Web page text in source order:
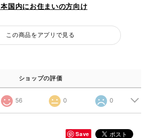
本国内にお住まいの方向け
この商品をアプリで見る
ショップの評価
56 0 0
Save